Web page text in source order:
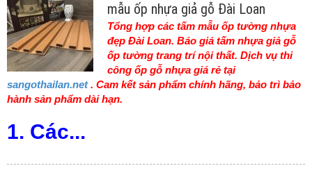
mẫu ốp nhựa giả gỗ Đài Loan
Tổng hợp các tấm mẫu ốp tường nhựa
đẹp Đài Loan. Báo giá tấm nhựa giả gỗ
ốp tường trang trí nội thất. Dịch vụ thi
công ốp gỗ nhựa giá rẻ tại
sangothailan.net. Cam kết sản phẩm chính hãng, bảo trì bảo
hành sản phẩm dài hạn.
1. Các...